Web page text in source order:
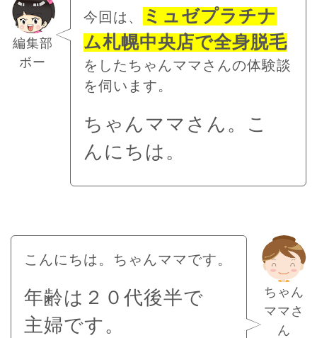
編集部
ボー
今回は、
ミュゼプラチナ
ム札幌中央店で全身脱毛
をしたちゃんママさんの体験談
を伺います。
ちゃんママさん。こ
んにちは。
ちゃん
ママさ
ん
こんにちは。ちゃんママです。
年齢は２０代後半で
主婦です。